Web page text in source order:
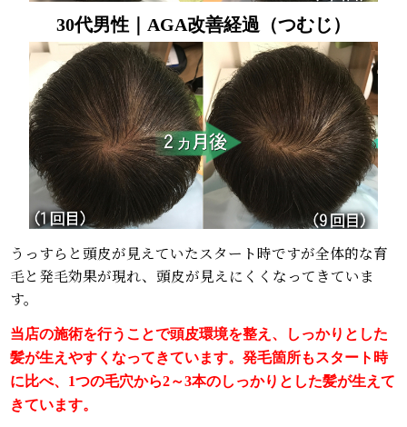
30代男性｜AGA改善経過（つむじ）
うっすらと頭皮が見えていたスタート時ですが全体的な育
毛と発毛効果が現れ、頭皮が見えにくくなってきていま
す。
当店の施術を行うことで頭皮環境を整え、しっかりとした
髪が生えやすくなってきています。発毛箇所もスタート時
に比べ、1つの毛穴から2～3本のしっかりとした髪が生えて
きています。